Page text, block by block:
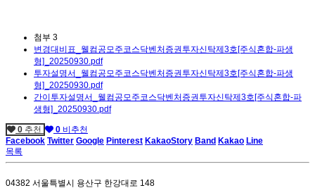
첨부 3
변경대비표_웰컴공모주코스닥벤처증권투자신탁제3호[주식혼합-파생
형]_20250930.pdf
투자설명서_웰컴공모주코스닥벤처증권투자신탁제3호[주식혼합-파생
형]_20250930.pdf
간이투자설명서_웰컴공모주코스닥벤처증권투자신탁제3호[주식혼합-파
생형]_20250930.pdf
0 추천 0 비추천
Facebook Twitter Google Pinterest KakaoStory Band Kakao Line
목록
04382 서울특별시 용산구 한강대로 148